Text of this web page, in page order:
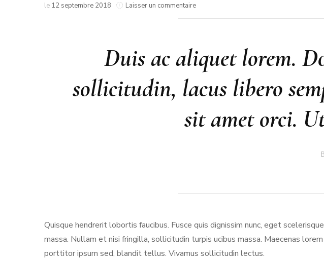
le 12 septembre 2018 Laisser un commentairesur
Duis ac aliquet lorem.
sollicitudin, lacus libero
sit amet orci.
Quisque hendrerit lobortis faucibus. Fusce quis dignissim nunc, eget
massa. Nullam et nisi fringilla, sollicitudin turpis ucibus massa. Maecenas
porttitor ipsum sed, blandit tellus. Vivamus sollicitudin lectus.